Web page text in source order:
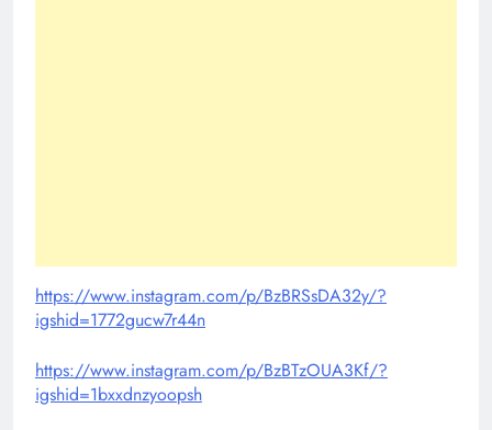
https://www.instagram.com/p/BzBRSsDA32y/?
igshid=1772gucw7r44n
https://www.instagram.com/p/BzBTzOUA3Kf/?
igshid=1bxxdnzyoopsh